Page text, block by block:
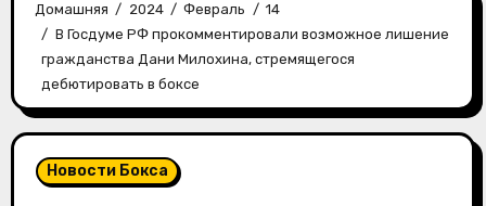
Домашняя 2024 Февраль
14
В Госдуме РФ прокомментировали возможное лишение
гражданства Дани Милохина, стремящегося
дебютировать в боксе
Новости Бокса